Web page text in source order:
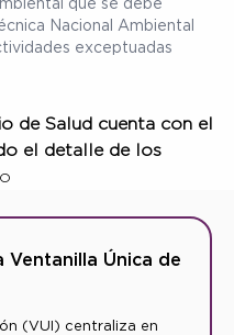
Nacional Ambiental
exceptuadas
de Salud cuenta con el
el detalle de los
Ventanilla Única de
(VUI) centraliza en